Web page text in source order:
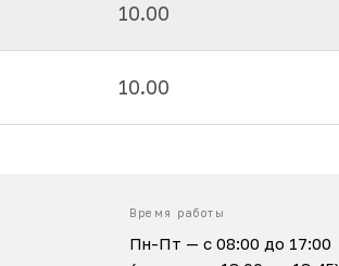
10.00
10.00
Время работы
Пн-Пт — с 08:00 до 17:00